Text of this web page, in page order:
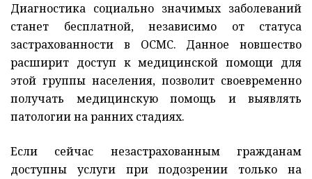
Диагностика социально значимых заболеваний
станет бесплатной, независимо от статуса
застрахованности в ОСМС. Данное новшество
расширит доступ к медицинской помощи для
этой группы населения, позволит своевременно
получать медицинскую помощь и выявлять
патологии на ранних стадиях.
Если сейчас незастрахованным гражданам
доступны услуги при подозрении только на